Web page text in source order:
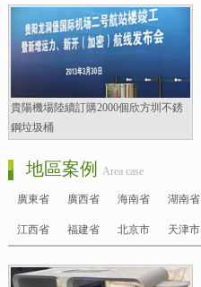
貴陽機場陸續訂購2000個欣方圳不銹
鋼垃圾桶
地區案例 Area case
廣東省 廣西省 海南省 湖南省
江西省 福建省 北京市 天津市